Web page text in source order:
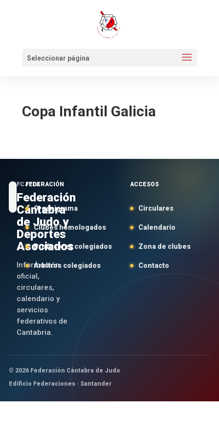
Seleccionar página
Copa Infantil Galicia
FCJYDA
Federación
Cántabra
de Judo y
Deportes
Asociados
Información
oficial,
circulares,
calendario y
servicios
federativos de
Cantabria.
FEDERACIÓN
Organigrama
Clubes homologados
Profesores colegiados
Árbitros colegiados
ACCESOS
Circulares
Calendario
Zona de clubes
Contacto
© 2026 Federación Cántabra de Judo
Edificio Federaciones · Santander